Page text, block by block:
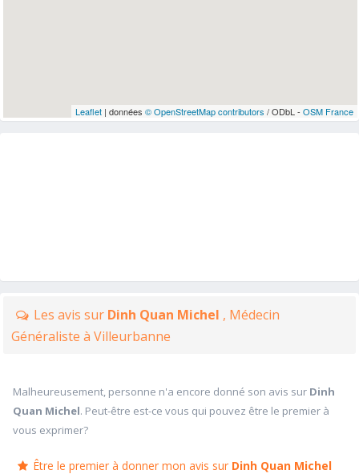
Leaflet| données © OpenStreetMap contributors / ODbL - OSM France
Les avis sur Dinh Quan Michel , Médecin
Généraliste à Villeurbanne
Malheureusement, personne n'a encore donné son avis sur Dinh
Quan Michel. Peut-être est-ce vous qui pouvez être le premier à
vous exprimer?
Être le premier à donner mon avis sur Dinh Quan Michel